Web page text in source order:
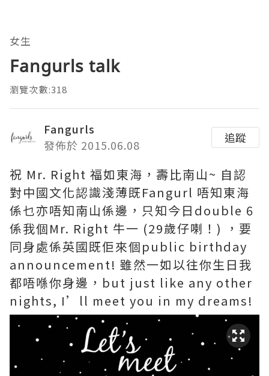
女生
Fangurls talk
瀏覽次數:318
Fangurls
發佈於 2015.06.08
追蹤
祝 Mr. Right 福如東海，壽比南山~ 自認
對中國文化認識淺薄既Fangurl 唔知東海
係乜亦唔知南山係邊，只知今日double 6
係我個Mr. Right 牛一 (29歲仔喇！) ，要
同身處係英國既佢來個public birthday
announcement! 雖然一如以往你生日我
都唔喺你身邊，but just like any other
nights, I’ll meet you in my dreams!